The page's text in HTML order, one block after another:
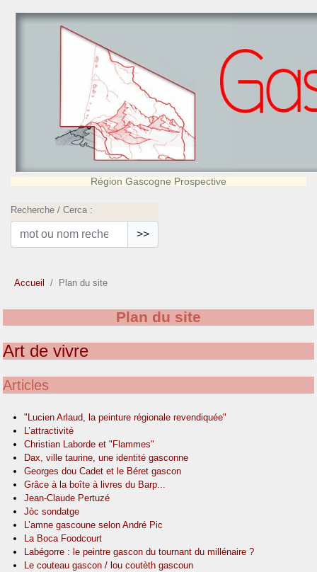
Région Gascogne Prospective
Recherche / Cerca :
>>
Accueil Plan du site
Plan du site
Art de vivre
Articles
"Lucien Arlaud, la peinture régionale revendiquée"
L’attractivité
Christian Laborde et "Flammes"
Dax, ville taurine, une identité gasconne
Georges dou Cadet et le Béret gascon
Grâce à la boîte à livres du Barp...
Jean-Claude Pertuzé
Jòc sondatge
L’amne gascoune selon André Pic
La Boca Foodcourt
Labégorre : le peintre gascon du tournant du millénaire ?
Le couteau gascon / lou coutèth gascoun